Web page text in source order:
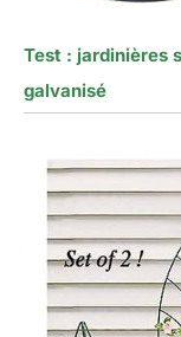
Test : jardinières
galvanisé